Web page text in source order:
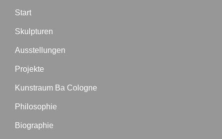
Start
Skulpturen
Ausstellungen
Projekte
Kunstraum Ba Cologne
Philosophie
Biographie